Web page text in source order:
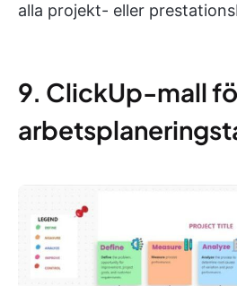
alla projekt- eller
9. ClickUp-mall